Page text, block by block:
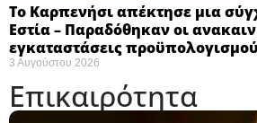
Το Καρπενήσι απέκτησε μια
Εστία – Παραδόθηκαν οι
εγκαταστάσεις
3 Αυγούστου 2026
Επικαιρότητα